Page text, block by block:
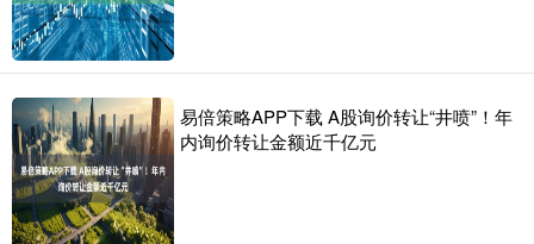
易倍策略APP下载 A股询价转让“井喷”！年
内询价转让金额近千亿元